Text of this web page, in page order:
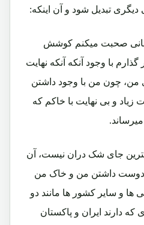
تبدیل شود و آن اینکه:
صحبت میکنم کوشش
با وجود آنکه آنکه نهایت
چون من با وجود داشتن
و بی نهایت با خاکم که
جای شک دران نیست، آن
دوست داشتن من و خاک من
ها و سایر کشور ها مانند دو
که دارند ایران و پاکستان